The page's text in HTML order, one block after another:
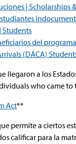
| Scholarships
Students
del
(DACA)
llegaron a los
who came to
Act**
permite a ciertos
calificar para la